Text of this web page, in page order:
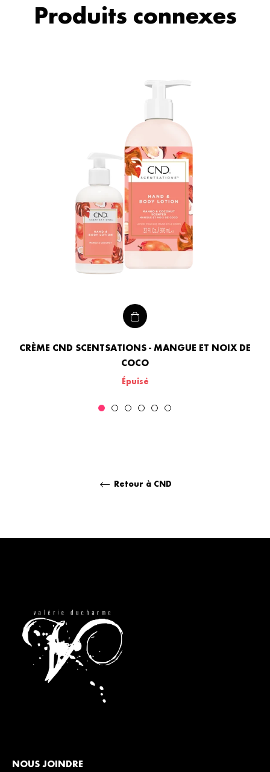
Produits connexes
CRÈME CND SCENTSATIONS - MANGUE ET NOIX DE
COCO
Épuisé
Retour à CND
NOUS JOINDRE